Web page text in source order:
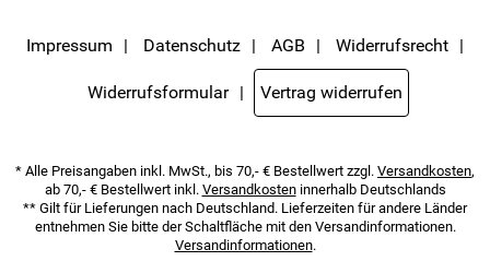
Impressum Datenschutz AGB Widerrufsrecht
Widerrufsformular Vertrag widerrufen
* Alle Preisangaben inkl. MwSt., bis 70,- € Bestellwert zzgl. Versandkosten,
ab 70,- € Bestellwert inkl. Versandkosteninnerhalb Deutschlands
** Gilt für Lieferungen nach Deutschland. Lieferzeiten für andere Länder
entnehmen Sie bitte der Schaltfläche mit den Versandinformationen.
Versandinformationen.